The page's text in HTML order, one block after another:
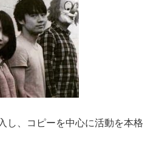
し、コピーを中心に活動を本格